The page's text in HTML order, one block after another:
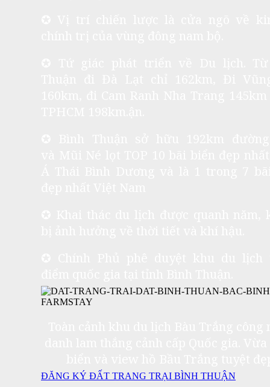
ĐĂNG KÝ ĐẤT TRANG TRẠI BÌNH THUẬN